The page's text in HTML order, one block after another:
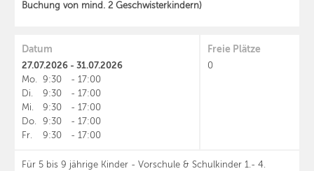
Buchung von mind. 2 Geschwisterkindern)
Datum
27.07.2026 - 31.07.2026
Mo. 9:30 - 17:00
Di.
9:30 - 17:00
Mi.
9:30 - 17:00
Do.
9:30 - 17:00
Fr.
9:30 - 17:00
Für 5 bis 9 jährige Kinder - Vorschule & Schulkinder 1.- 4.
Freie Plätze
0